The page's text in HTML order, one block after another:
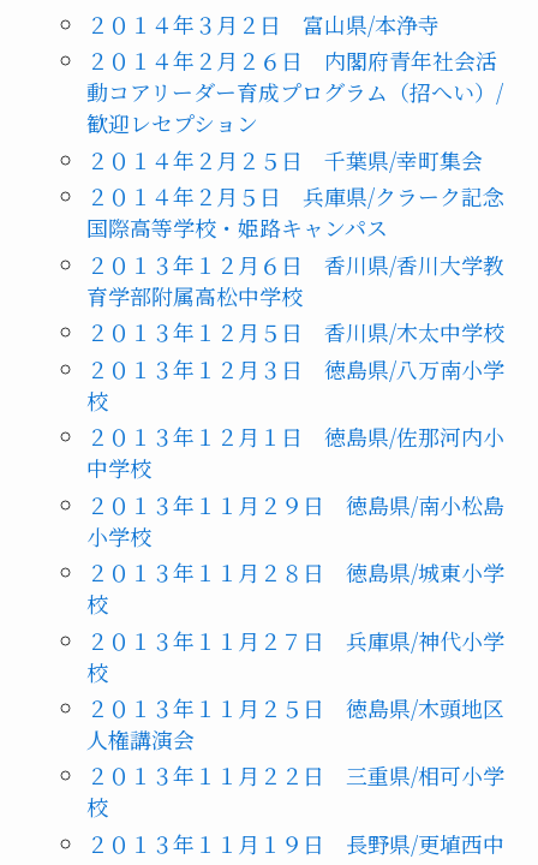
２０１４年３月２日 富山県/本浄寺
２０１４年２月２６日 内閣府青年社会活
動コアリーダー育成プログラム（招へい）/
歓迎レセプション
２０１４年２月２５日 千葉県/幸町集会
２０１４年２月５日 兵庫県/クラーク記念
国際高等学校・姫路キャンパス
２０１３年１２月６日 香川県/香川大学教
育学部附属高松中学校
２０１３年１２月５日 香川県/木太中学校
２０１３年１２月３日 徳島県/八万南小学
校
２０１３年１２月１日 徳島県/佐那河内小
中学校
２０１３年１１月２９日 徳島県/南小松島
小学校
２０１３年１１月２８日 徳島県/城東小学
校
２０１３年１１月２７日 兵庫県/神代小学
校
２０１３年１１月２５日 徳島県/木頭地区
人権講演会
２０１３年１１月２２日 三重県/相可小学
校
２０１３年１１月１９日 長野県/更埴西中